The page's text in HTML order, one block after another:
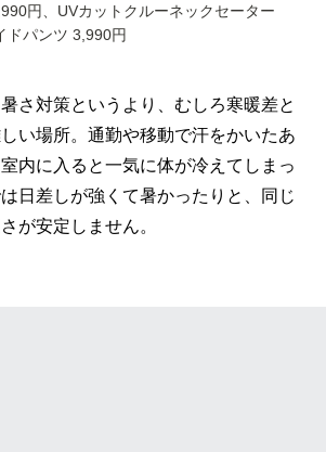
円、UVカットクルーネックセーター
ドパンツ 3,990円
さ対策というより、むしろ寒暖差と
い場所。通勤や移動で汗をかいたあ
内に入ると一気に体が冷えてしまっ
日差しが強くて暑かったりと、同じ
が安定しません。